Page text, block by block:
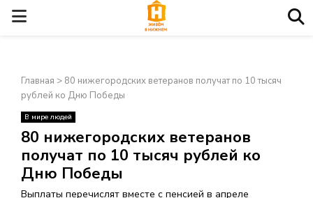
О
Н
О
В
Главная > 80 нижегородских ветеранов получат по 10 тысяч
рублей ко Дню Победы
В мире людей
80 нижегородских ветеранов
получат по 10 тысяч рублей ко
Дню Победы
Выплаты перечислят вместе с пенсией в апреле